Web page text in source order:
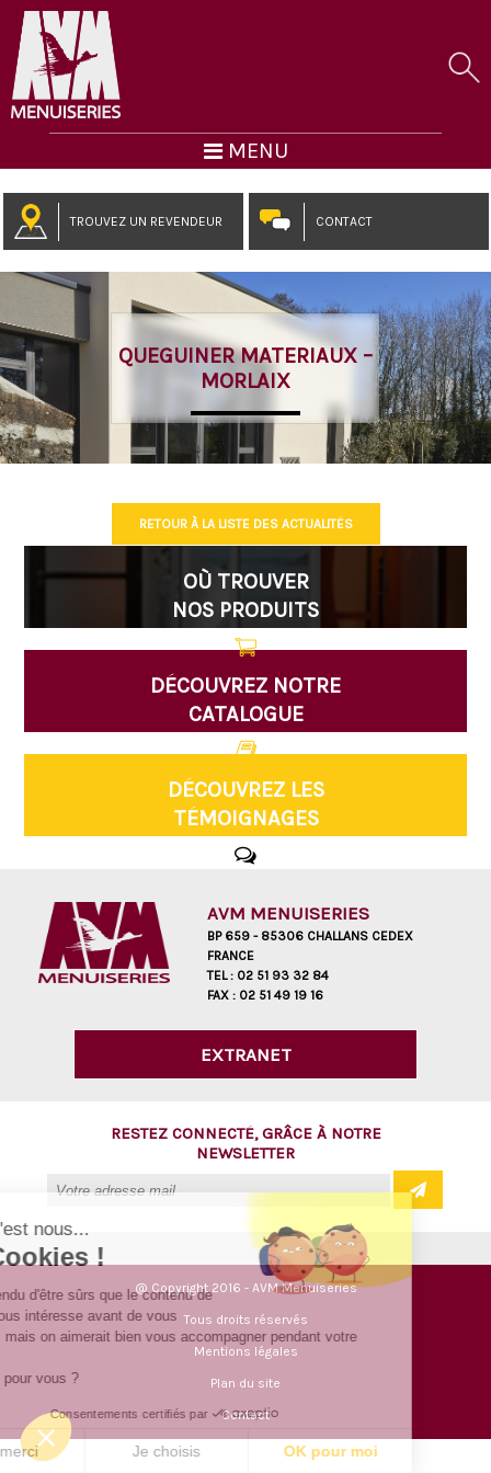
MENU
TROUVEZ UN REVENDEUR CONTACT
QUEGUINER MATERIAUX –
MORLAIX
RETOUR À LA LISTE DES ACTUALITÉS
OÙ TROUVER
NOS PRODUITS
DÉCOUVREZ NOTRE
CATALOGUE
DÉCOUVREZ LES
TÉMOIGNAGES
AVM MENUISERIES
BP 659 - 85306 CHALLANS CEDEX
FRANCE
TEL : 02 51 93 32 84
FAX : 02 51 49 19 16
EXTRANET
RESTEZ CONNECTÉ, GRÂCE À NOTRE
NEWSLETTER
@ Copyright 2016 - AVM Menuiseries
Tous droits réservés
Mentions légales
Plan du site
Contact
Salut c'est nous...
les Cookies !
On a attendu d'être sûrs que le contenu de
ce site vous intéresse avant de vous
déranger, mais on aimerait bien vous accompagner pendant votre
C'est OK pour vous ?
Consentements certifiés par
Non merci Je choisis OK pour moi